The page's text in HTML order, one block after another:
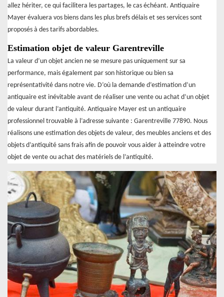
allez hériter, ce qui facilitera les partages, le cas échéant. Antiquaire
Mayer évaluera vos biens dans les plus brefs délais et ses services sont
proposés à des tarifs abordables.
Estimation objet de valeur Garentreville
La valeur d’un objet ancien ne se mesure pas uniquement sur sa
performance, mais également par son historique ou bien sa
représentativité dans notre vie. D’où la demande d’estimation d’un
antiquaire est inévitable avant de réaliser une vente ou achat d’un objet
de valeur durant l’antiquité. Antiquaire Mayer est un antiquaire
professionnel trouvable à l’adresse suivante : Garentreville 77890. Nous
réalisons une estimation des objets de valeur, des meubles anciens et des
objets d’antiquité sans frais afin de pouvoir vous aider à atteindre votre
objet de vente ou achat des matériels de l’antiquité.